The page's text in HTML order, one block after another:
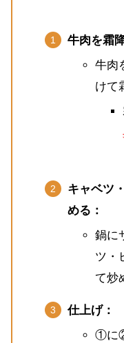
牛肉を霜
牛肉
けて
キャベツ
める：
鍋に
ツ・
て炒
仕上げ：
①に②